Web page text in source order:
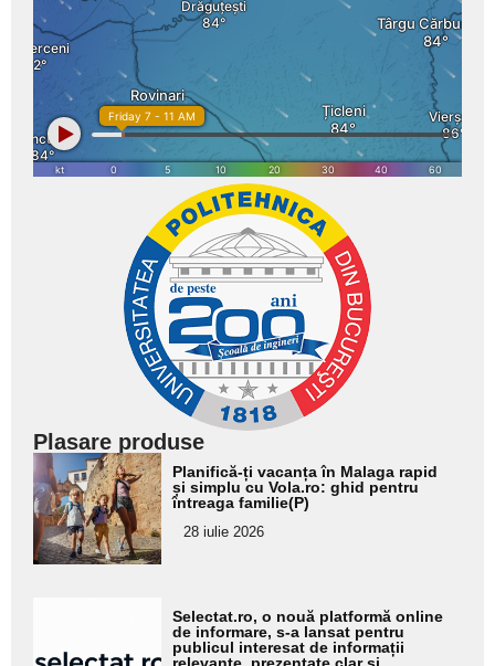
Plasare produse
Adaugă
aici textul
pentru
subtitlu
Planifică-ți vacanța în Malaga rapid
și simplu cu Vola.ro: ghid pentru
întreaga familie(P)
28 iulie 2026
Selectat.ro, o nouă platformă online
de informare, s-a lansat pentru
publicul interesat de informații